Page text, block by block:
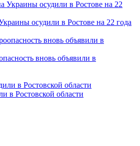
осудили в Ростове на 22 года
вновь объявили в
в Ростовской области